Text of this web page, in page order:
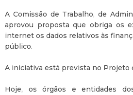
A Comissão de Trabalho, de
aprovou proposta que obriga os
internet os dados relativos às
público.
A iniciativa está prevista no Projeto
Hoje, os órgãos e entidades